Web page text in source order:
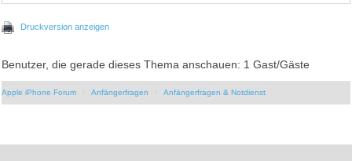
Druckversion anzeigen
Benutzer, die gerade dieses Thema anschauen: 1 Gast/Gäste
Apple iPhone Forum Anfängerfragen Anfängerfragen & Notdienst